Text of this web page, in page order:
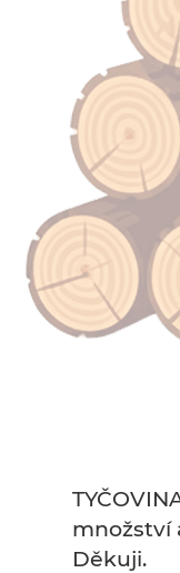
množství
Děkuji.